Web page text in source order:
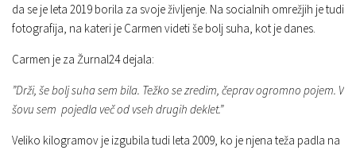
da se je leta 2019 borila za svoje življenje. Na socialnih omrežjih je tudi
fotografija, na kateri je Carmen videti še bolj suha, kot je danes.
Carmen je za Žurnal24 dejala:
”Drži, še bolj suha sem bila. Težko se zredim, čeprav ogromno pojem. V
šovu sem pojedla več od vseh drugih deklet.”
Veliko kilogramov je izgubila tudi leta 2009, ko je njena teža padla na